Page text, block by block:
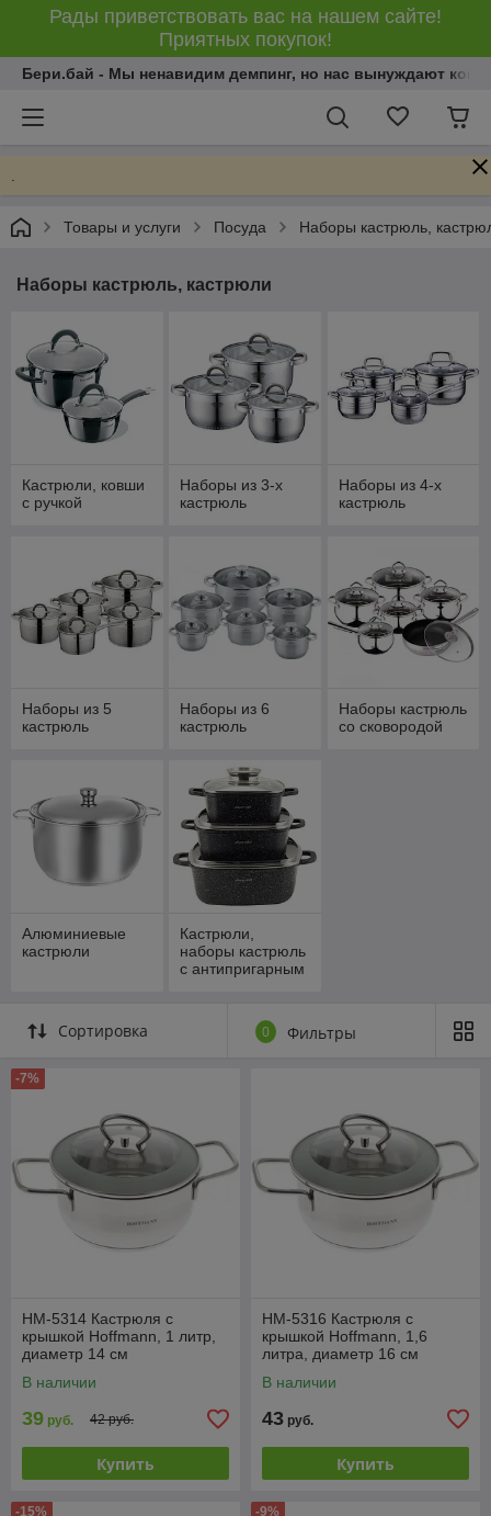
Рады приветствовать вас на нашем сайте!
Приятных покупок!
Бери.бай - Мы ненавидим демпинг, но нас вынуждают
Товары и услуги Посуда Наборы кастрюль,
Наборы кастрюль, кастрюли
Кастрюли, ковши
с ручкой
Наборы из 3-х
кастрюль
Наборы из 4-х
кастрюль
Наборы из 5
кастрюль
Наборы из 6
кастрюль
Наборы кастрюль
со сковородой
Алюминиевые
кастрюли
Кастрюли,
наборы кастрюль
с антипригарным
Сортировка 0 Фильтры
-7%
HM-5314 Кастрюля с
крышкой Hoffmann, 1 литр,
диаметр 14 см
В наличии
39 руб. 42 руб.
Купить
HM-5316 Кастрюля с
крышкой Hoffmann, 1,6
литра, диаметр 16 см
В наличии
43 руб.
Купить
-15% -9%